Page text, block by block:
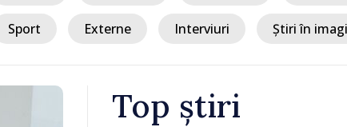
Sport Externe Interviuri Știri în
Top știri